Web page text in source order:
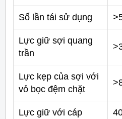
Số lần tái sử dụng
Lực giữ sợi quang
trần
Lực kẹp của sợi với
vỏ bọc đệm chặt
Lực giữ với cáp